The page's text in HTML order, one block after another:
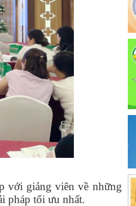
với giảng viên về những
pháp tối ưu nhất.